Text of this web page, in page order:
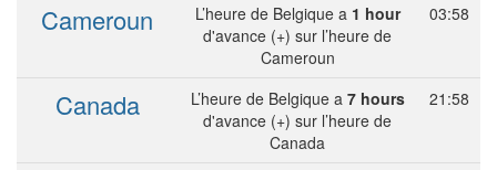
Cameroun L’heure de Belgique a 1 hour
d'avance (+) sur l’heure de
Cameroun
03:58
Canada L’heure de Belgique a 7 hours
d'avance (+) sur l’heure de
Canada
21:58